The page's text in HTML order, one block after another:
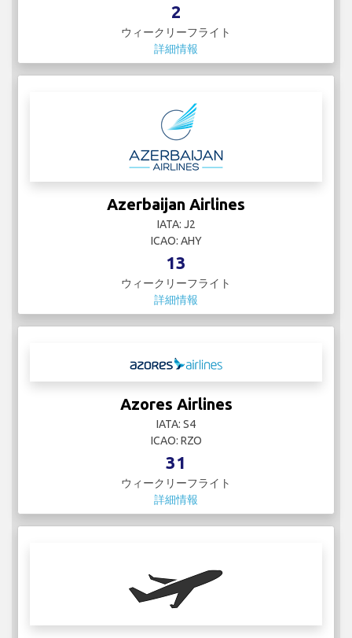
2
ウィークリーフライト
詳細情報
Azerbaijan Airlines
IATA: J2
ICAO: AHY
13
ウィークリーフライト
詳細情報
Azores Airlines
IATA: S4
ICAO: RZO
31
ウィークリーフライト
詳細情報